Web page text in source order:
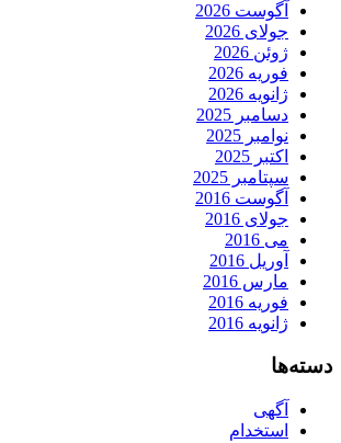
آگوست 2026
جولای 2026
ژوئن 2026
فوریه 2026
ژانویه 2026
دسامبر 2025
نوامبر 2025
اکتبر 2025
سپتامبر 2025
آگوست 2016
جولای 2016
می 2016
آوریل 2016
مارس 2016
فوریه 2016
ژانویه 2016
دسته‌ها
آگهی
استخدام